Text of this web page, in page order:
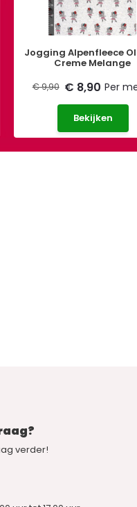
Jogging Alpenfleece
Creme Melange
€ 9,90 € 8,90 Per
Bekijken
verder!